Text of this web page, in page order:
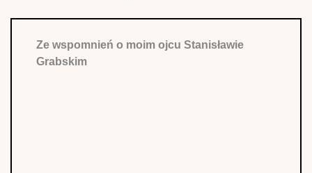
Ze wspomnień o moim ojcu Stanisławie
Grabskim